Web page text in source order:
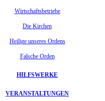
Wirtschaftsbetriebe
Die Kirchen
Heilige unseres Ordens
Falsche Orden
HILFSWERKE
VERANSTALTUNGEN